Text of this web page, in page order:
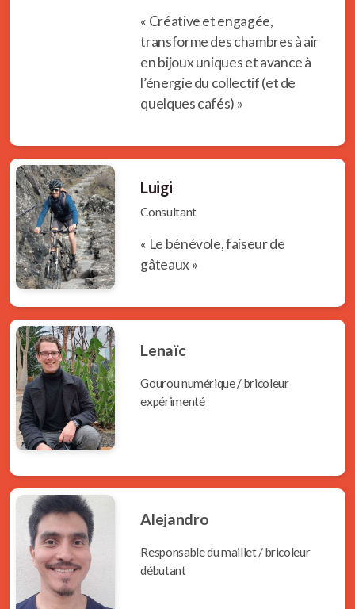
« Créative et engagée,
transforme des chambres à air
en bijoux uniques et avance à
l’énergie du collectif (et de
quelques cafés) »
Luigi
Consultant
« Le bénévole, faiseur de
gâteaux »
Lenaïc
Gourou numérique / bricoleur
expérimenté
Alejandro
Responsable du maillet / bricoleur
débutant